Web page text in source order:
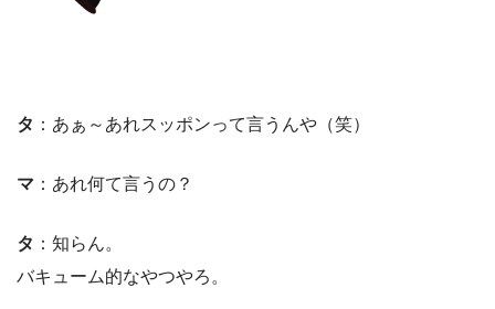
タ ：あぁ～あれスッポンって言うんや（笑）
マ ：あれ何て言うの？
タ ：知らん。
バキューム的なやつやろ。